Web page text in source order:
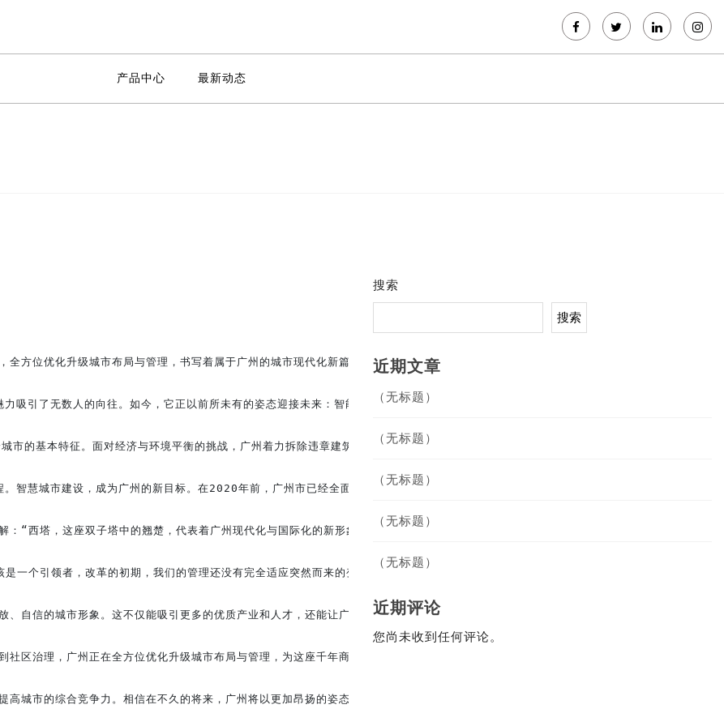
产品中心 最新动态
方位优化升级城市布局与管理，书写着属于广州的城市现代化新篇章。
吸引了无数人的向往。如今，它正以前所未有的姿态迎接未来：智能化、绿色化与人性化的城市规划，让广州这座千年商都焕发出新的活力。
市的基本特征。面对经济与环境平衡的挑战，广州着力拆除违章建筑，恢复生态，不断完善公共服务设施和市政基础设施。这些成果，正是
智慧城市建设，成为广州的新目标。在2020年前，广州市已经全面完成“城市数字模型”的测试和试用工作，为城市的全面发展提供了强大的
“西塔，这座双子塔中的翘楚，代表着广州现代化与国际化的新形象。一个好的设计，不仅能为城市建筑增添魅力，还能拉长其生命的周期
一个引领者，改革的初期，我们的管理还没有完全适应突然而来的变化。但正是这些挑战，让我们变得更加坚强。”在何艳玲看来，广州市
自信的城市形象。这不仅能吸引更多的优质产业和人才，还能让广州的国际化程度进一步提升。
区治理，广州正在全方位优化升级城市布局与管理，为这座千年商都注入新的活力。
搜索
搜索
近期文章
（无标题）
（无标题）
（无标题）
（无标题）
（无标题）
近期评论
您尚未收到任何评论。